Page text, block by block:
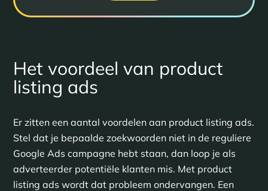
Het voordeel van product
listing ads
Er zitten een aantal voordelen aan product listing ads.
Stel dat je bepaalde zoekwoorden niet in de reguliere
Google Ads campagne hebt staan, dan loop je als
adverteerder potentiële klanten mis. Met product
listing ads wordt dat probleem ondervangen. Een